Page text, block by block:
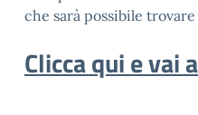
che sarà possibile
Clicca qui e vai